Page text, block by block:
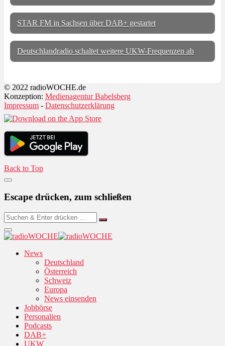
STAR FM in Sachsen über DAB+ gestartet
Deutschlandradio schaltet weitere UKW-Frequenzen ab
© 2022 radioWOCHE.de
Konzeption: Medienagentur Babelsberg
Impressum - Datenschutzerklärung
Back to Top
Escape drücken, zum schließen
News
Deutschland
Österreich
Schweiz
Europa
News einsenden
Jobbörse
Personalien
Podcasts
DAB+
UKW